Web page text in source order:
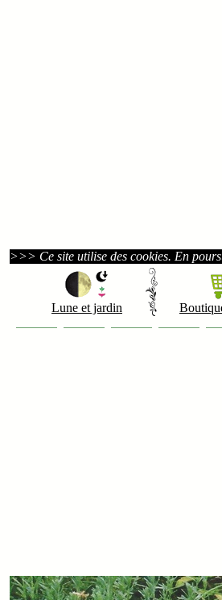
>>> Ce site utilise des cookies. En
Lune et jardin